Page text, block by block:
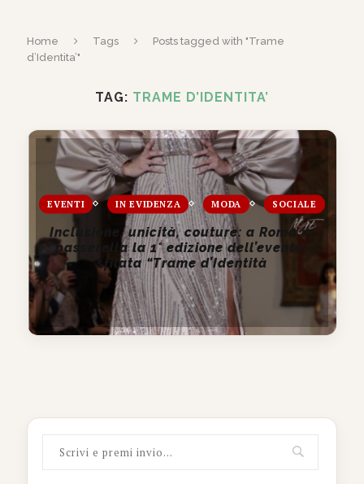
Home Tags
Posts tagged with "Trame
d’Identita’"
TAG: TRAME D’IDENTITA’
EVENTI IN EVIDENZA MODA SOCIALE
Inclusione, unicità, couture: a Roma in
passerella la 1° edizione dell’evento-
sfilata “Trame d’Identità